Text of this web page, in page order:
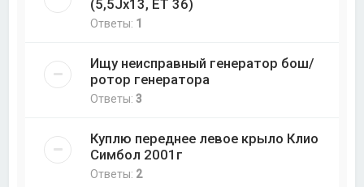
(5,5Jx13, ET 36)
Ответы: 1
Ищу неисправный генератор бош/
ротор генератора
Ответы:3
Куплю переднее левое крыло Клио
Симбол 2001г
Ответы: 2